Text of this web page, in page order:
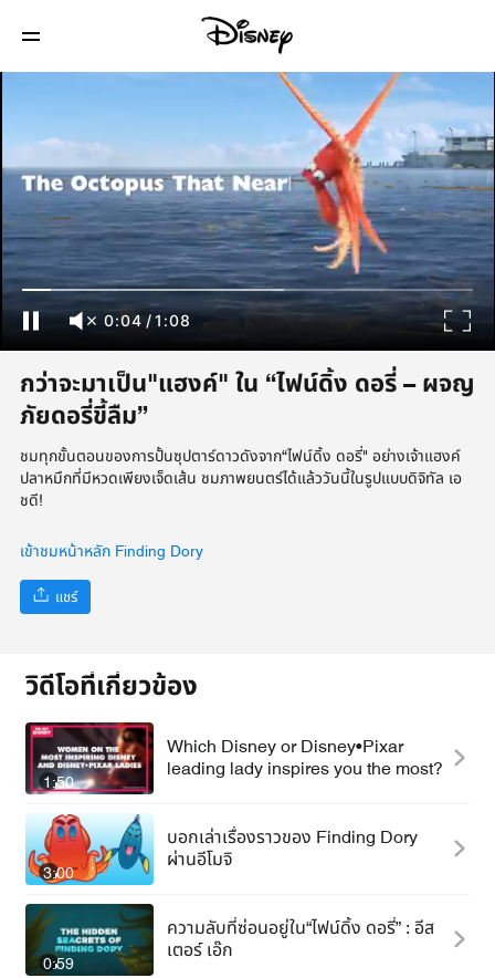
0:04 /1:08
กว่าจะมาเป็น"แฮงค์" ใน “ไฟน์ดิ้ง ดอรี่ – ผจญ
ภัยดอรี่ขี้ลืม”
ชมทุกขั้นตอนของการปั้นซุปตาร์ดาวดังจาก“ไฟน์ดิ้ง ดอรี่" อย่างเจ้าแฮงค์
ปลาหมึกที่มีหวดเพียงเจ็ดเส้น ชมภาพยนตร์ได้แล้ววันนี้ในรูปแบบดิจิทัล เอ
ชดี!
เข้าชมหน้าหลัก Finding Dory
แชร์
วิดีโอที่เกี่ยวข้อง
1:50
Which Disney or Disney•Pixar
leading lady inspires you the most?
3:00
บอกเล่าเรื่องราวของ Finding Dory
ผ่านอีโมจิ
0:59
ความลับที่ซ่อนอยู่ใน“ไฟน์ดิ้ง ดอรี่” : อีส
เตอร์ เอ๊ก